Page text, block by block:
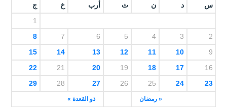
س د ن ث أرب خ ج
« رمضان ذو القعدة »
1
2
3
4
5
6
7
8
9
10
11
12
13
14
15
16
17
18
19
20
21
22
23
24
25
26
27
28
29